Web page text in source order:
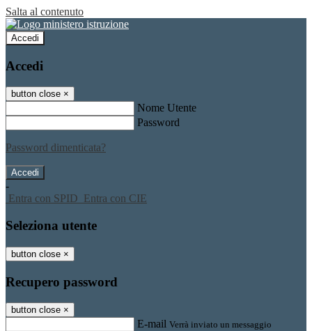
Salta al contenuto
Accedi
Accedi
button close ×
Nome Utente
Password
Password dimenticata?
-
Entra con SPID Entra con CIE
Seleziona utente
button close ×
Recupero password
button close ×
E-mail Verrà inviato un messaggio